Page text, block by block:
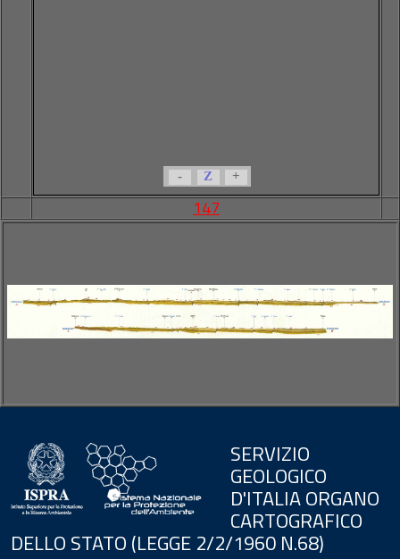
- Z +
147
SERVIZIO
GEOLOGICO
D'ITALIA ORGANO
CARTOGRAFICO
DELLO STATO (LEGGE 2/2/1960 N.68)